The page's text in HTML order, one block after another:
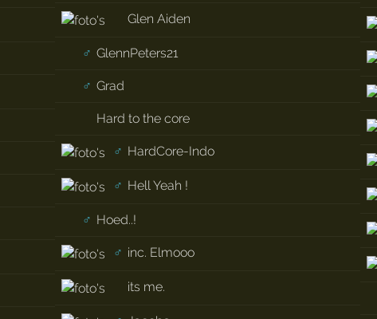
Glen Aiden
♂ GlennPeters21
♂ Grad
Hard to the core
♂ HardCore-Indo
♂ Hell Yeah !
♂ Hoed..!
♂ inc. Elmooo
its me.